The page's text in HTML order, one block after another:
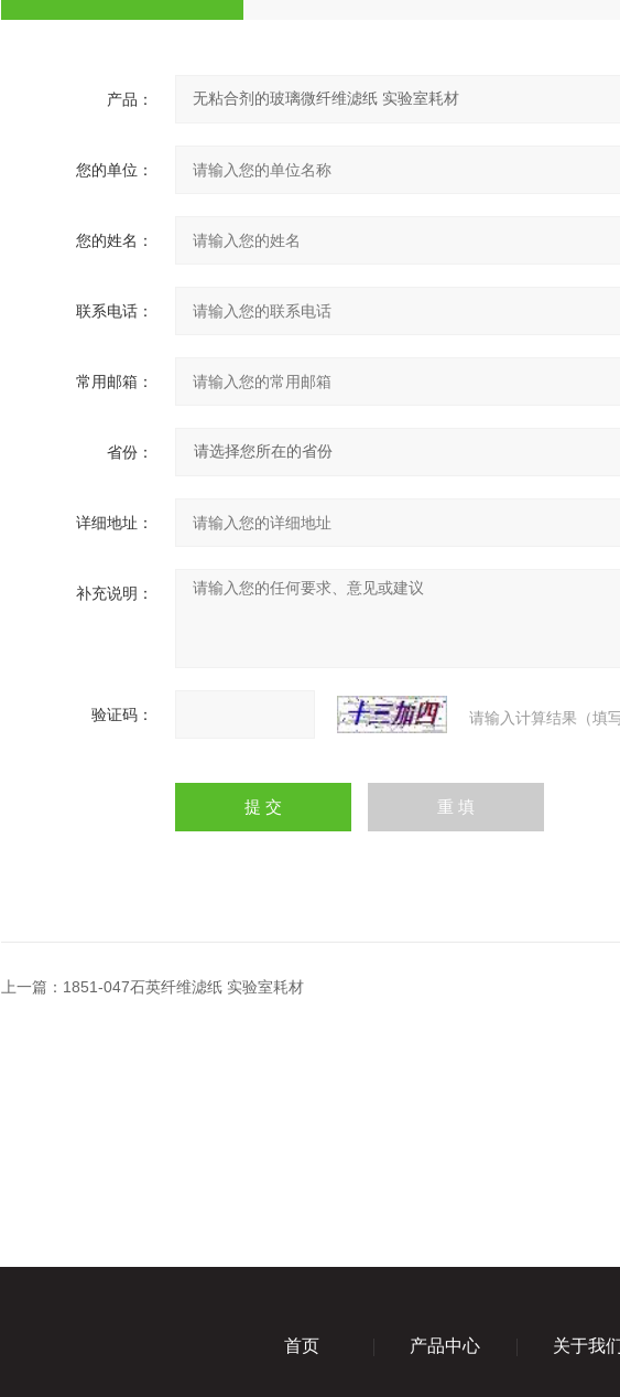
产品：
您的单位：
您的姓名：
联系电话：
常用邮箱：
省份：
详细地址：
补充说明：
验证码： 请输入计算结果（填
上一篇： 1851-047石英纤维滤纸 实验室耗材
首页 产品中心 关于我